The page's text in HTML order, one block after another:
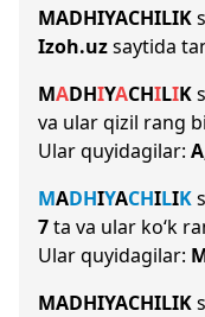
MADHIYACHILIK
Izoh.uzsaytida
MADHIYACHILIK
va ular qizil rang
Ular quyidagilar:
MADHIYACHILIK
7ta va ular ko‘k
Ular quyidagilar:
MADHIYACHILIK